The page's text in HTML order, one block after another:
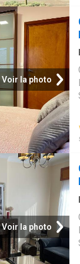
Voir la photo
Voir la photo